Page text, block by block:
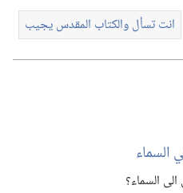
انت تسأل والكتاب المقدس يجيب
السماء
السماء؟‏